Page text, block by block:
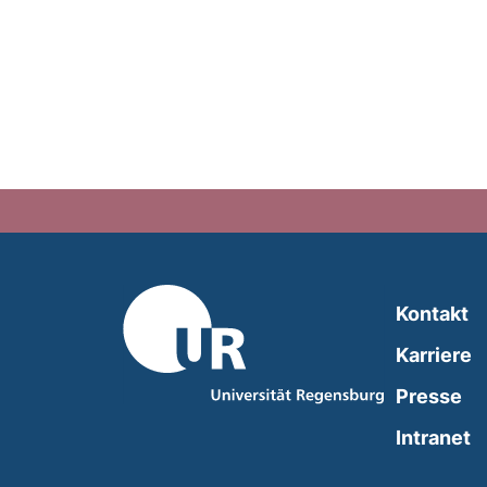
Kontakt
Karriere
Presse
Intranet